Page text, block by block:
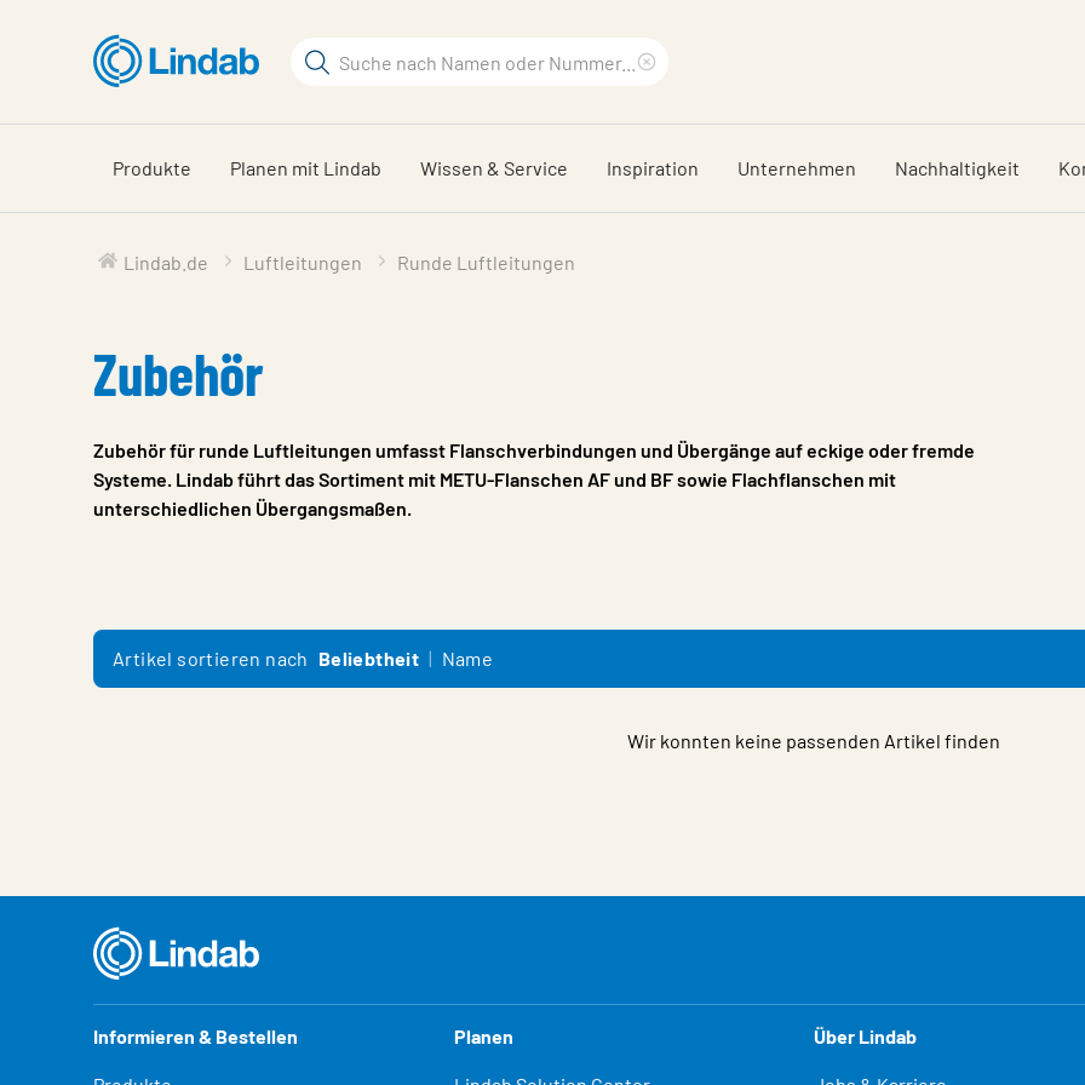
Hauptinhalt
Suchbegriff
durchsuchen
löschen
Produkte Planen mit Lindab Wissen & Service Inspiration Unternehmen Nachhaltigkeit
Lindab.de Luftleitungen Runde Luftleitungen
Zubehör
Zubehör für runde Luftleitungen umfasst Flanschverbindungen und Übergänge auf eckige oder fremde
Systeme. Lindab führt das Sortiment mit METU-Flanschen AF und BF sowie Flachflanschen mit
unterschiedlichen Übergangsmaßen.
Artikel sortieren nach Beliebtheit Name
Wir konnten keine passenden Artikel finden
Informieren & Bestellen Planen Über Lindab